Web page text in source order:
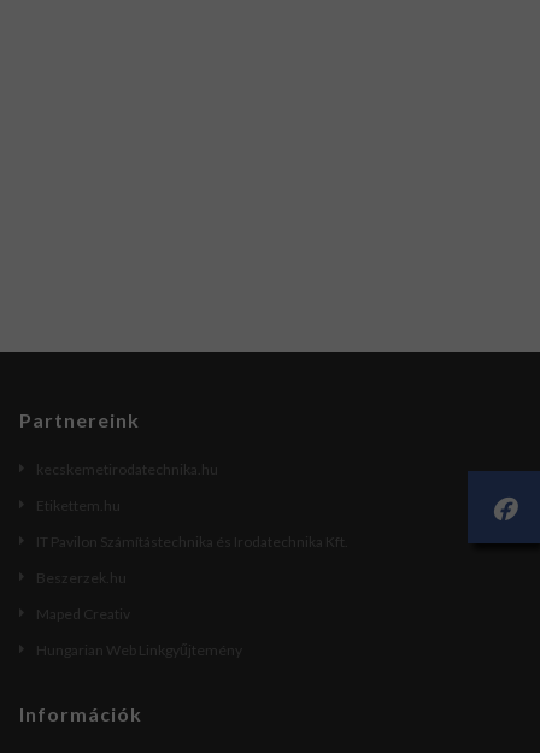
Partnereink
kecskemetirodatechnika.hu
Etikettem.hu
IT Pavilon Számítástechnika és Irodatechnika Kft.
Beszerzek.hu
Maped Creativ
Hungarian Web Linkgyűjtemény
Információk